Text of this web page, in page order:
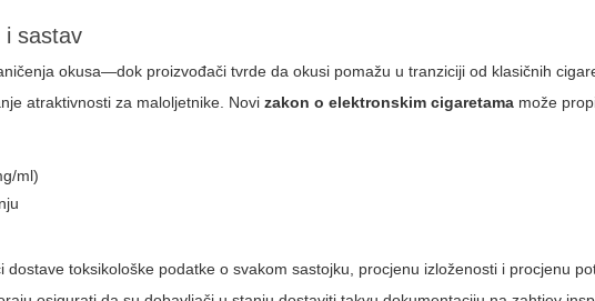
i sastav
okusa—dok proizvođači tvrde da okusi pomažu u tranziciji od klasičnih
atraktivnosti za maloljetnike. Novizakon o elektronskim cigaretama može
ml)
toksikološke podatke o svakom sastojku, procjenu izloženosti i procjenu